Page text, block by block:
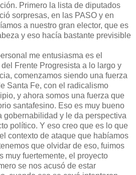
Primero la lista de diputados
sorpresas, en las PASO y en
a nuestro gran elector, que es
y eso hacía bastante previsible
me entusiasma es el
Frente Progresista a lo largo y
comenzamos siendo una fuerza
Santa Fe, con el radicalismo
y ahora somos una fuerza que
santafesino. Eso es muy bueno
gobernabilidad y le da perspectiva
político. Y eso creo que es lo que
contexto de ataque que habíamos
que olvidar de eso, fuimos
muy fuertemente, el proyecto
se nos acusó de estar